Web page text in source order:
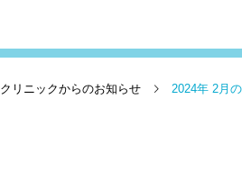
クリニックからのお知らせ 2024年 2月